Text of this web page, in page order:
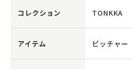
コレクション TONKKA
アイテム ピッチャー